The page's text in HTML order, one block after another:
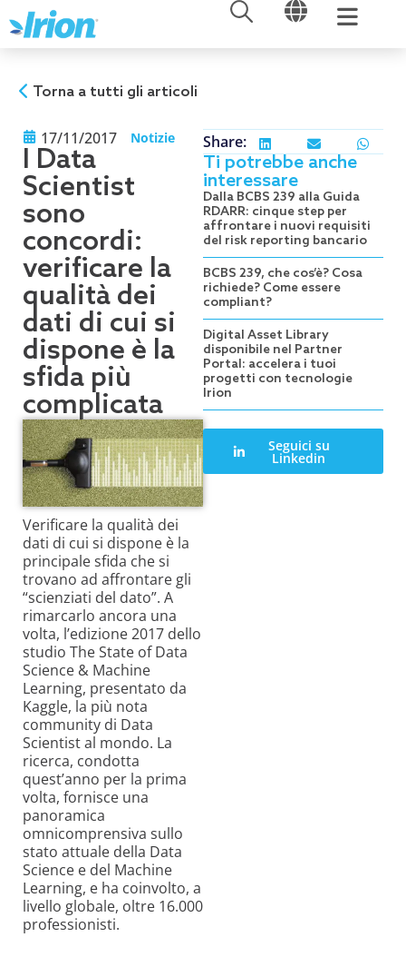
al
contenuto
APRI APRI
Torna a tutti gli articoli
17/11/2017 Notizie
I Data
Scientist
sono
concordi:
verificare la
qualità dei
dati di cui si
dispone è la
sfida più
complicata
Verificare la qualità dei
dati di cui si dispone è la
principale sfida che si
trovano ad affrontare gli
“scienziati del dato”. A
rimarcarlo ancora una
volta, l’edizione 2017 dello
studio The State of Data
Science & Machine
Learning, presentato da
Kaggle, la più nota
community di Data
Scientist al mondo. La
ricerca, condotta
quest’anno per la prima
volta, fornisce una
panoramica
omnicomprensiva sullo
stato attuale della Data
Science e del Machine
Learning, e ha coinvolto, a
livello globale, oltre 16.000
professionisti.
Share:
Ti potrebbe anche
interessare
Dalla BCBS 239 alla Guida
RDARR: cinque step per
affrontare i nuovi requisiti
del risk reporting bancario
BCBS 239, che cos’è? Cosa
richiede? Come essere
compliant?
Digital Asset Library
disponibile nel Partner
Portal: accelera i tuoi
progetti con tecnologie
Irion
Seguici su
Linkedin